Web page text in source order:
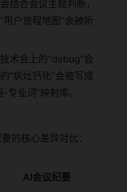
结合会议主题判断，
用户旅程地图”会被听
术会上的“debug”会
“病灶钙化”会被写成
专业词”映射库。
的核心差异对比：
AI会议纪要